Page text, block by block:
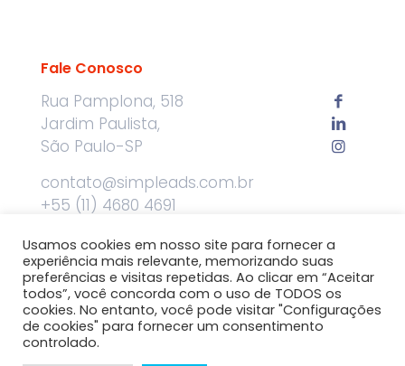
Fale Conosco
Rua Pamplona, 518
Jardim Paulista,
São Paulo-SP
contato@simpleads.com.br
+55 (11) 4680 4691
©2026 SimpleAds - Advertising Done Right. Todos os
Usamos cookies em nosso site para fornecer a
experiência mais relevante, memorizando suas
preferências e visitas repetidas. Ao clicar em “Aceitar
todos”, você concorda com o uso de TODOS os
cookies. No entanto, você pode visitar "Configurações
de cookies" para fornecer um consentimento
controlado.